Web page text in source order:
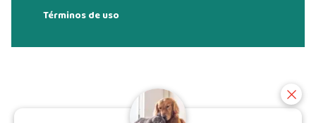
Términos de uso